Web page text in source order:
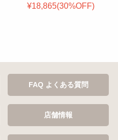
¥18,865(30%OFF)
FAQ よくある質問
店舗情報